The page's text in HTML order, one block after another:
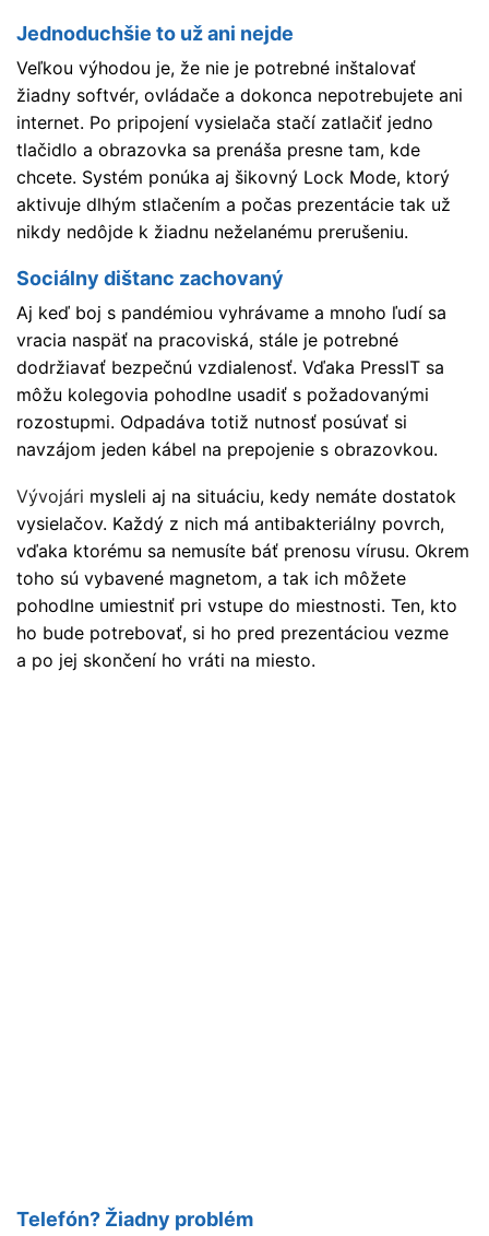
Jednoduchšie to už ani nejde
Veľkou výhodou je, že nie je potrebné inštalovať
žiadny softvér, ovládače a dokonca nepotrebujete ani
internet. Po pripojení vysielača stačí zatlačiť jedno
tlačidlo a obrazovka sa prenáša presne tam, kde
chcete. Systém ponúka aj šikovný Lock Mode, ktorý
aktivuje dlhým stlačením a počas prezentácie tak už
nikdy nedôjde k žiadnu neželanému prerušeniu.
Sociálny dištanc zachovaný
Aj keď boj s pandémiou vyhrávame a mnoho ľudí sa
vracia naspäť na pracoviská, stále je potrebné
dodržiavať bezpečnú vzdialenosť. Vďaka PressIT sa
môžu kolegovia pohodlne usadiť s požadovanými
rozostupmi. Odpadáva totiž nutnosť posúvať si
navzájom jeden kábel na prepojenie s obrazovkou.
Vývojári mysleli aj na situáciu, kedy nemáte dostatok
vysielačov. Každý z nich má antibakteriálny povrch,
vďaka ktorému sa nemusíte báť prenosu vírusu. Okrem
toho sú vybavené magnetom, a tak ich môžete
pohodlne umiestniť pri vstupe do miestnosti. Ten, kto
ho bude potrebovať, si ho pred prezentáciou vezme
a po jej skončení ho vráti na miesto.
Telefón? Žiadny problém